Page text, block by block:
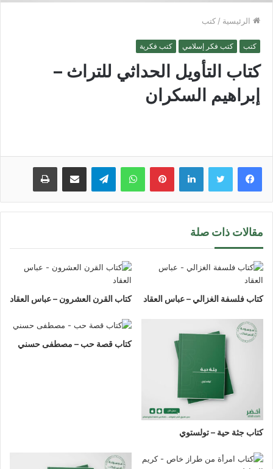
الرئيسية / كتب
كتب كتب فكر إسلامي كتب فكرية
كتاب التأويل الحداثي للتراث –
إبراهيم السكران
لينكدإن بينتيريستواتساب تيلقرام مشاركة عبر البريد طباعة
مقالات ذات صلة
كتاب فلسفة الغزالي – عباس العقاد كتاب القرن العشرون – عباس العقاد
كتاب جثة حية – تولستوي
كتاب قصة حب – مصطفى حسني